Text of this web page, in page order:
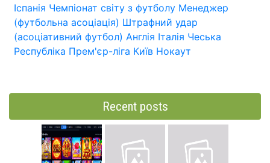
Іспанія Чемпіонат світу з футболу Менеджер
(футбольна асоціація) Штрафний удар
(асоціативний футбол) Англія Італія Чеська
Республіка Прем'єр-ліга Київ Нокаут
Recent posts